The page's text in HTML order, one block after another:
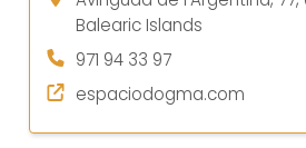
Balearic Islands
971 94 33 97
espaciodogma.com